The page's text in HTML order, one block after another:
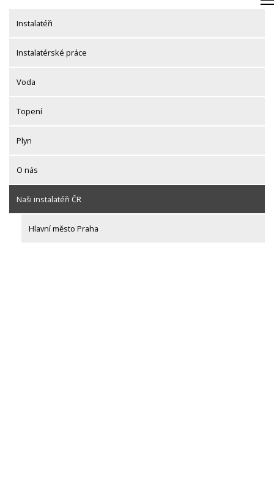
contentInstalatéři
Instalatérské práce
Voda
Topení
Plyn
O nás
Naši instalatéři ČR
Hlavní město Praha